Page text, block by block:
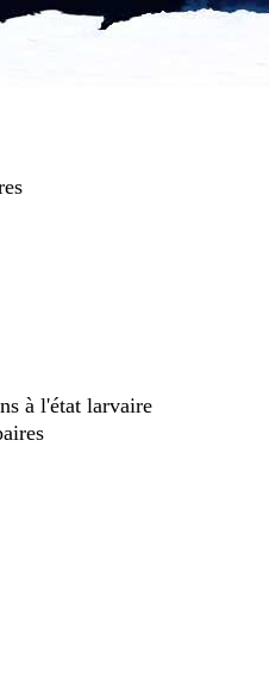
à l'état larvaire